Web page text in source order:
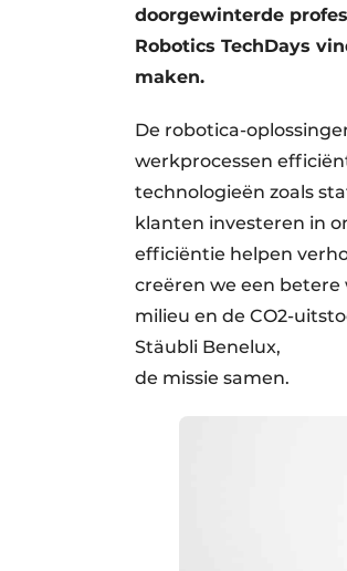
doorgewinterde
Robotics TechDays
maken.
De robotica-
werkprocessen
technologieën zoals
klanten investeren in
efficiëntie helpen
creëren we een
milieu en de CO2-
Stäubli Benelux,
de missie samen.